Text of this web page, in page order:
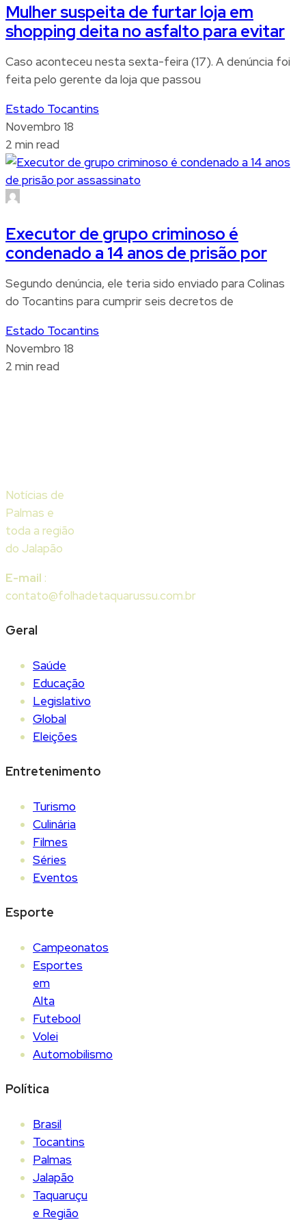
Mulher suspeita de furtar loja em
shopping deita no asfalto para evitar
Caso aconteceu nesta sexta-feira (17). A denúncia foi
feita pelo gerente da loja que passou
Estado Tocantins
Novembro 18
2 min read
Executor de grupo criminoso é
condenado a 14 anos de prisão por
Segundo denúncia, ele teria sido enviado para Colinas
do Tocantins para cumprir seis decretos de
Estado Tocantins
Novembro 18
2 min read
Notícias de
Palmas e
toda a região
do Jalapão
E-mail :
contato@folhadetaquarussu.com.br
Geral
Saúde
Educação
Legislativo
Global
Eleições
Entretenimento
Turismo
Culinária
Filmes
Séries
Eventos
Esporte
Campeonatos
Esportes
em
Alta
Futebool
Volei
Automobilismo
Política
Brasil
Tocantins
Palmas
Jalapão
Taquaruçu
e Região